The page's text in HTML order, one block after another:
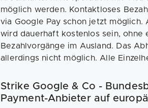
möglich werden. Kontaktloses
via Google Pay schon jetzt möglich.
wird dauerhaft kostenlos sein, ohne
Bezahlvorgänge im Ausland. Das
allerdings nicht möglich. Alle
Strike Google & Co -
Payment-Anbieter auf